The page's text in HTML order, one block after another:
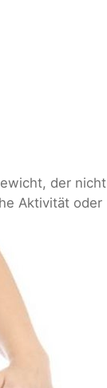
der nicht
Aktivität oder